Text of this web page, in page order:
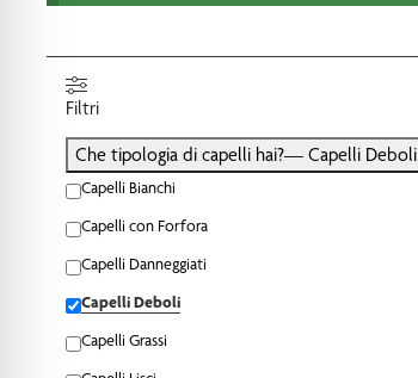
Filtri
Che tipologia di capelli hai?— Capelli Deboli
Capelli Bianchi
Capelli con Forfora
Capelli Danneggiati
Capelli Deboli
Capelli Grassi